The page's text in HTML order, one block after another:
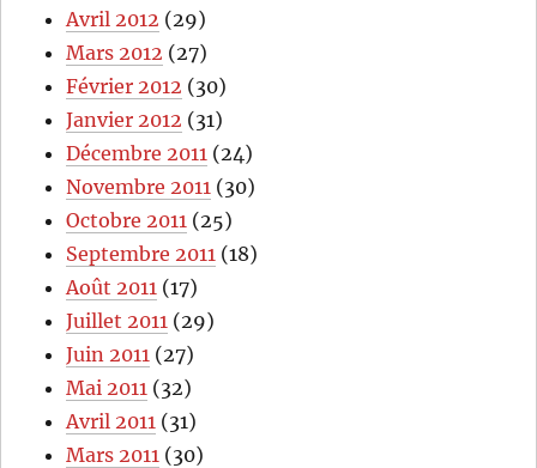
Avril 2012 (29)
Mars 2012 (27)
Février 2012 (30)
Janvier 2012 (31)
Décembre 2011 (24)
Novembre 2011 (30)
Octobre 2011 (25)
Septembre 2011 (18)
Août 2011 (17)
Juillet 2011 (29)
Juin 2011 (27)
Mai 2011 (32)
Avril 2011 (31)
Mars 2011 (30)